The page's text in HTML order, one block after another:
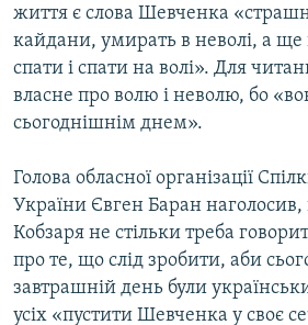
Усі сайти RFE/RL
життя є слова Шевченка
кайдани, умирать в неволі, а ще
спати і спати на волі». Для
власне про волю і неволю, бо
сьогоднішнім днем».
Голова обласної організації
України Євген Баран
Кобзаря не стільки треба
про те, що слід зробити, аби
завтрашній день були
усіх «пустити Шевченка у своє